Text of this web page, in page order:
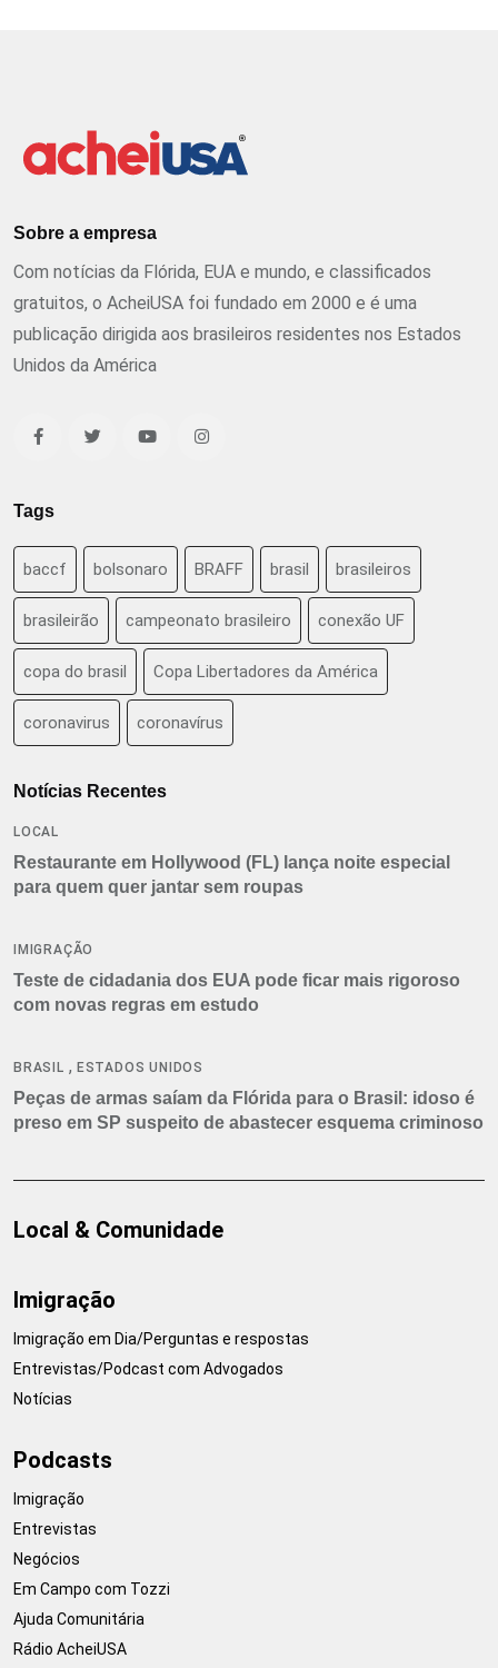
Sobre a empresa
Com notícias da Flórida, EUA e mundo, e classificados
gratuitos, o AcheiUSA foi fundado em 2000 e é uma
publicação dirigida aos brasileiros residentes nos Estados
Unidos da América
Tags
baccf bolsonaro BRAFF brasil brasileiros
brasileirão campeonato brasileiro conexão UF
copa do brasil Copa Libertadores da América
coronavirus coronavírus
Notícias Recentes
LOCAL
Restaurante em Hollywood (FL) lança noite especial
para quem quer jantar sem roupas
IMIGRAÇÃO
Teste de cidadania dos EUA pode ficar mais rigoroso
com novas regras em estudo
BRASIL , ESTADOS UNIDOS
Peças de armas saíam da Flórida para o Brasil: idoso é
preso em SP suspeito de abastecer esquema criminoso
Local & Comunidade
Imigração
Imigração em Dia/Perguntas e respostas
Entrevistas/Podcast com Advogados
Notícias
Podcasts
Imigração
Entrevistas
Negócios
Em Campo com Tozzi
Ajuda Comunitária
Rádio AcheiUSA